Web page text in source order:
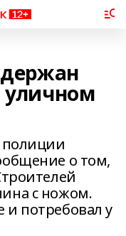
уличном
полиции
о том,
с ножом.
потребовал у